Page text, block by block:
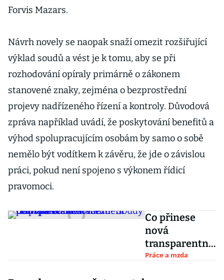
Forvis Mazars.
Návrh novely se naopak snaží omezit rozšiřující
výklad soudů a vést je k tomu, aby se při
rozhodování opíraly primárně o zákonem
stanovené znaky, zejména o bezprostřední
projevy nadřízeného řízení a kontroly. Důvodová
zpráva například uvádí, že poskytování benefitů a
výhod spolupracujícím osobám by samo o sobě
nemělo být vodítkem k závěru, že jde o závislou
práci, pokud není spojeno s výkonem řídicí
pravomoci.
Co přinese
nová
transparentno
st mezd?
Práce a mzda